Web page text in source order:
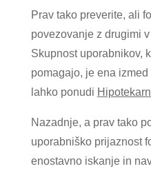
Prav tako preverite, ali
povezovanje z drugimi
Skupnost uporabnikov,
pomagajo, je ena
lahko ponudi
Nazadnje, a prav tako
uporabniško prijaznost
enostavno iskanje in